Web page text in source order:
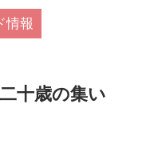
情報
十歳の集い